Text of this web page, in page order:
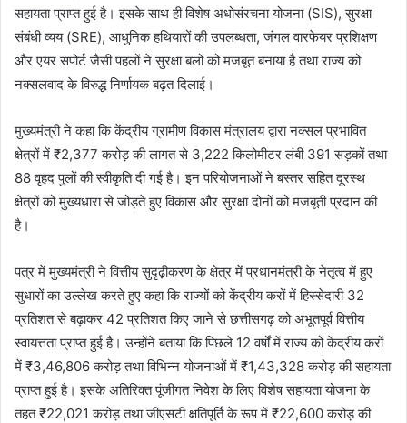
सहायता प्राप्त हुई है। इसके साथ ही विशेष अधोसंरचना योजना (SIS), सुरक्षा
संबंधी व्यय (SRE), आधुनिक हथियारों की उपलब्धता, जंगल वारफेयर प्रशिक्षण
और एयर सपोर्ट जैसी पहलों ने सुरक्षा बलों को मजबूत बनाया है तथा राज्य को
नक्सलवाद के विरुद्ध निर्णायक बढ़त दिलाई।
मुख्यमंत्री ने कहा कि केंद्रीय ग्रामीण विकास मंत्रालय द्वारा नक्सल प्रभावित
क्षेत्रों में ₹2,377 करोड़ की लागत से 3,222 किलोमीटर लंबी 391 सड़कों तथा
88 वृहद पुलों की स्वीकृति दी गई है। इन परियोजनाओं ने बस्तर सहित दूरस्थ
क्षेत्रों को मुख्यधारा से जोड़ते हुए विकास और सुरक्षा दोनों को मजबूती प्रदान की
है।
पत्र में मुख्यमंत्री ने वित्तीय सुदृढ़ीकरण के क्षेत्र में प्रधानमंत्री के नेतृत्व में हुए
सुधारों का उल्लेख करते हुए कहा कि राज्यों को केंद्रीय करों में हिस्सेदारी 32
प्रतिशत से बढ़ाकर 42 प्रतिशत किए जाने से छत्तीसगढ़ को अभूतपूर्व वित्तीय
स्वायत्तता प्राप्त हुई है। उन्होंने बताया कि पिछले 12 वर्षों में राज्य को केंद्रीय करों
में ₹3,46,806 करोड़ तथा विभिन्न योजनाओं में ₹1,43,328 करोड़ की सहायता
प्राप्त हुई है। इसके अतिरिक्त पूंजीगत निवेश के लिए विशेष सहायता योजना के
तहत ₹22,021 करोड़ तथा जीएसटी क्षतिपूर्ति के रूप में ₹22,600 करोड़ की